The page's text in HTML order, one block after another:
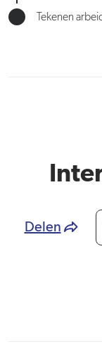
Tekenen
Delen